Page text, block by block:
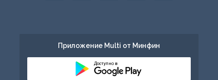
Приложение Multi от Минфин
Доступно в